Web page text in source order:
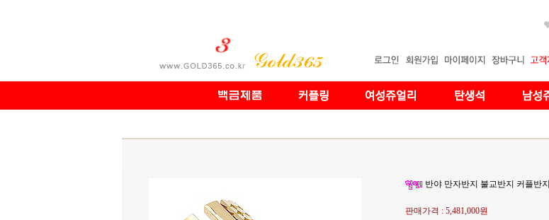
반야 만자반지 불교반지 커플반지
판매가격 : 5,481,000원